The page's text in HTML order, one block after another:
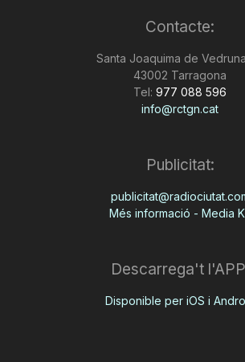
Contacte:
Santa Joaquima de
43002 Tarragona
Tel: 977 088 596
info@rctgn.cat
Publicitat:
Més informació - Media
Descarrega't
Disponible per iOS i